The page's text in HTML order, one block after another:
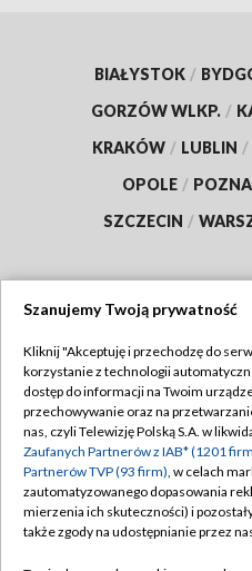
BIAŁYSTOK /
GORZÓW WLKP. /
KRAKÓW / LUBLIN /
OPOLE /
SZCZECIN /
Abonament TVP
Emisja w TVP
Centrum informacji TVP
Naziemna Telewizja
Polityka
Szanujemy Twoją prywatność
Kliknij "Akceptuję i przechodzę do
korzystanie z technologii
dostęp do informacji na Twoim
przechowywanie oraz na
nas, czyli Telewizję Polską S.A. w
Zaufanych Partnerów z IAB* (1201
Partnerów TVP (93 firm), w celach
zautomatyzowanego dopasowania
mierzenia ich skuteczności) i
także zgody na udostępnianie przez